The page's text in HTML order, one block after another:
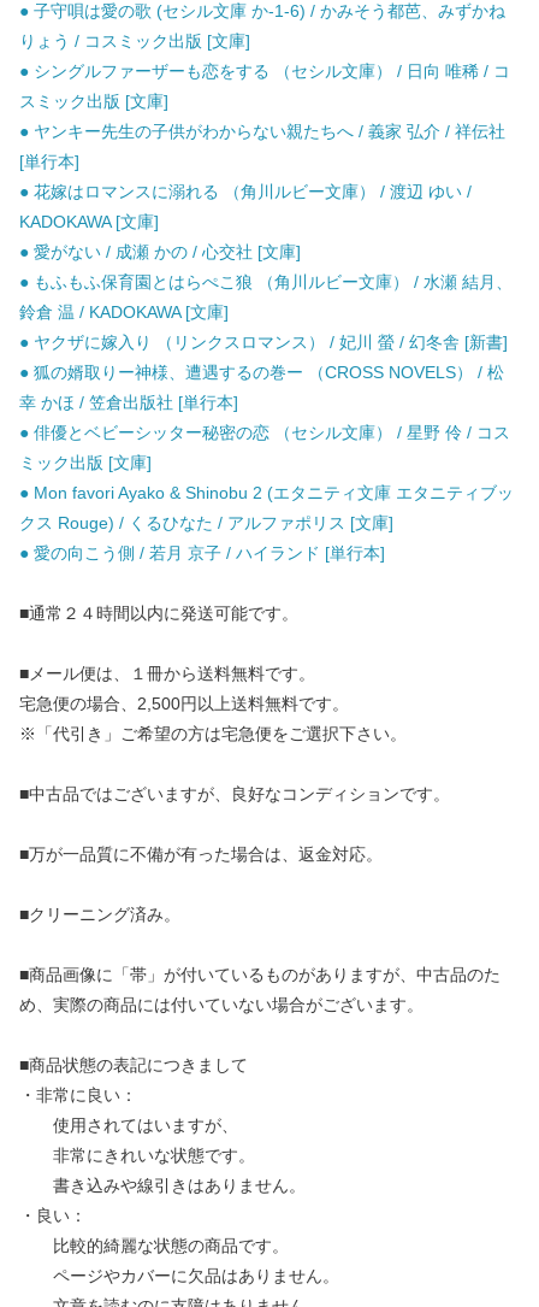
● 子守唄は愛の歌 (セシル文庫 か-1-6) / かみそう都芭、みずかね
りょう / コスミック出版 [文庫]
● シングルファーザーも恋をする （セシル文庫） / 日向 唯稀 / コ
スミック出版 [文庫]
● ヤンキー先生の子供がわからない親たちへ / 義家 弘介 / 祥伝社
[単行本]
● 花嫁はロマンスに溺れる （角川ルビー文庫） / 渡辺 ゆい /
KADOKAWA [文庫]
● 愛がない / 成瀬 かの / 心交社 [文庫]
● もふもふ保育園とはらぺこ狼 （角川ルビー文庫） / 水瀬 結月、
鈴倉 温 / KADOKAWA [文庫]
● ヤクザに嫁入り （リンクスロマンス） / 妃川 螢 / 幻冬舎 [新書]
● 狐の婿取りー神様、遭遇するの巻ー （CROSS NOVELS） / 松
幸 かほ / 笠倉出版社 [単行本]
● 俳優とベビーシッター秘密の恋 （セシル文庫） / 星野 伶 / コス
ミック出版 [文庫]
● Mon favori Ayako & Shinobu 2 (エタニティ文庫 エタニティブッ
クス Rouge) / くるひなた / アルファポリス [文庫]
● 愛の向こう側 / 若月 京子 / ハイランド [単行本]
■通常２４時間以内に発送可能です。
■メール便は、１冊から送料無料です。
宅急便の場合、2,500円以上送料無料です。
※「代引き」ご希望の方は宅急便をご選択下さい。
■中古品ではございますが、良好なコンディションです。
■万が一品質に不備が有った場合は、返金対応。
■クリーニング済み。
■商品画像に「帯」が付いているものがありますが、中古品のた
め、実際の商品には付いていない場合がございます。
■商品状態の表記につきまして
・非常に良い：
使用されてはいますが、
非常にきれいな状態です。
書き込みや線引きはありません。
・良い：
比較的綺麗な状態の商品です。
ページやカバーに欠品はありません。